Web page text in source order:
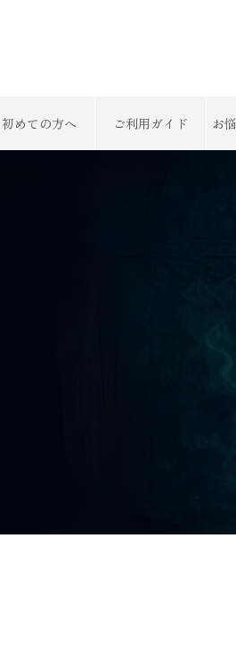
初めての方へ ご利用ガイド お